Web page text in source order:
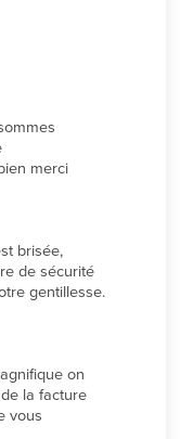
merci
brisée,
de sécurité
gentillesse.
on
la facture
vous